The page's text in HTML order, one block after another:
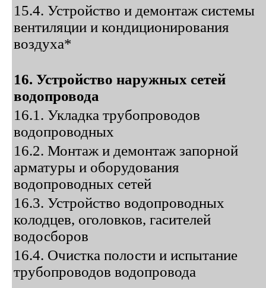
15.4. Устройство и демонтаж системы
вентиляции и кондиционирования
воздуха*
16. Устройство наружных сетей
водопровода
16.1. Укладка трубопроводов
водопроводных
16.2. Монтаж и демонтаж запорной
арматуры и оборудования
водопроводных сетей
16.3. Устройство водопроводных
колодцев, оголовков, гасителей
водосборов
16.4. Очистка полости и испытание
трубопроводов водопровода